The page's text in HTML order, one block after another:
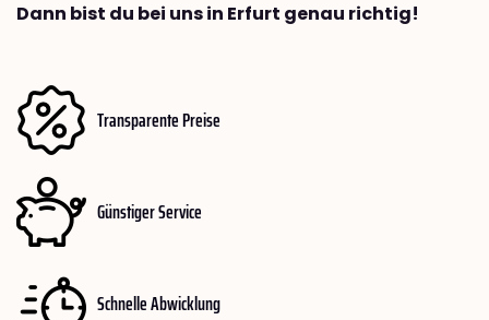
Dann bist du bei uns in Erfurt genau richtig!
Transparente Preise
Günstiger Service
Schnelle Abwicklung